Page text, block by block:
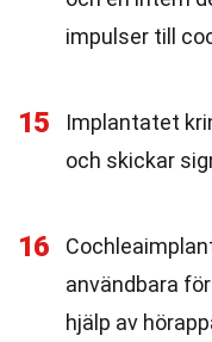
impulser till
15
Implantatet
och skickar
16
användbara
hjälp av